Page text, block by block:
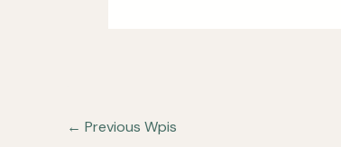
← Previous Wpis